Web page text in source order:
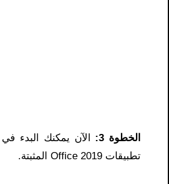
الخطوة 3:
الآن يمكنك البدء
تطبيقات Office 2019 المثبتة.